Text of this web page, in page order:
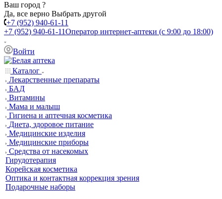
Ваш город ?
Да, все верно Выбрать другой
+7 (952) 940-61-11
+7 (952) 940-61-11Оператор интернет-аптеки (с 9:00 до 18:00)
Войти
Каталог
Лекарственные препараты
БАД
Витамины
Мама и малыш
Гигиена и аптечная косметика
Диета, здоровое питание
Медицинские изделия
Медицинские приборы
Средства от насекомых
Гирудотерапия
Корейская косметика
Оптика и контактная коррекция зрения
Подарочные наборы